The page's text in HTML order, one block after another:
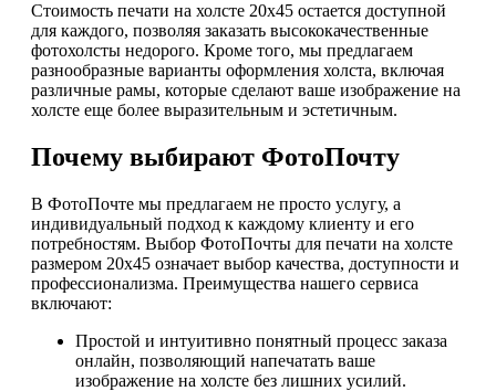
Стоимость печати на холсте 20х45 остается доступной
для каждого, позволяя заказать высококачественные
фотохолсты недорого. Кроме того, мы предлагаем
разнообразные варианты оформления холста, включая
различные рамы, которые сделают ваше изображение на
холсте еще более выразительным и эстетичным.
Почему выбирают ФотоПочту
В ФотоПочте мы предлагаем не просто услугу, а
индивидуальный подход к каждому клиенту и его
потребностям. Выбор ФотоПочты для печати на холсте
размером 20х45 означает выбор качества, доступности и
профессионализма. Преимущества нашего сервиса
включают:
Простой и интуитивно понятный процесс заказа
онлайн, позволяющий напечатать ваше
изображение на холсте без лишних усилий.